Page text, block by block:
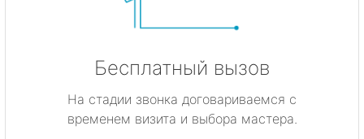
Бесплатный вызов
На стадии звонка договариваемся с
временем визита и выбора мастера.